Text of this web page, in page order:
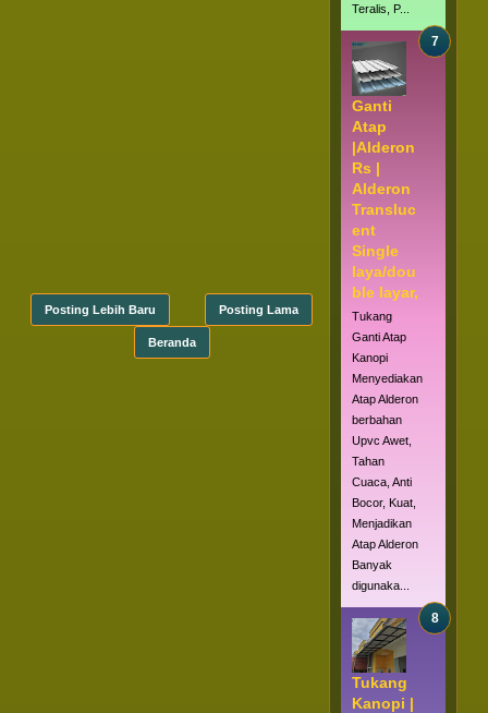
Posting Lebih Baru Posting Lama
Beranda
Teralis, P...
Ganti
Atap
|Alderon
Rs |
Alderon
Transluc
ent
Single
laya/dou
ble layar,
Tukang
Ganti Atap
Kanopi
Menyediakan
Atap Alderon
berbahan
Upvc Awet,
Tahan
Cuaca, Anti
Bocor, Kuat,
Menjadikan
Atap Alderon
Banyak
digunaka...
Tukang
Kanopi |